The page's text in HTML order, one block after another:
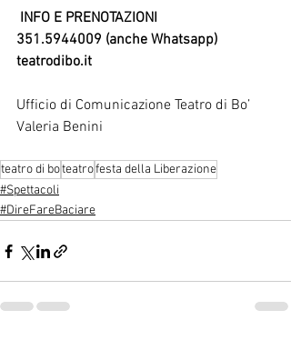
INFO E PRENOTAZIONI
351.5944009 (anche Whatsapp)
teatrodibo.it
Ufficio di Comunicazione Teatro di Bo’
Valeria Benini
teatro di boteatrofesta della Liberazione
#Spettacoli
#DireFareBaciare